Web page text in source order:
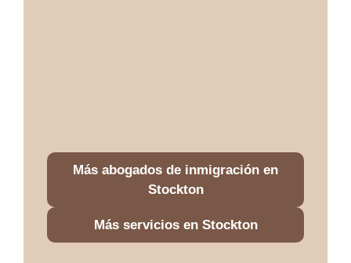
Más abogados de inmigración en
Stockton
Más servicios en Stockton